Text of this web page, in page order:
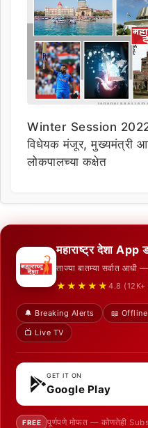
Winter Session 2022
विधेयक मंजूर, मुख्यमंत्री
लोकपालच्या कक्षेत
महाराष्ट्र देशा App
ताज्या बातम्या सर्वात
★★★★★ 4.8
🔔 Breaking Alerts 📖 Offline
📺 Live TV
GET IT ON
Google Play
FREE पूर्णपणे मोफत — कोणतेही